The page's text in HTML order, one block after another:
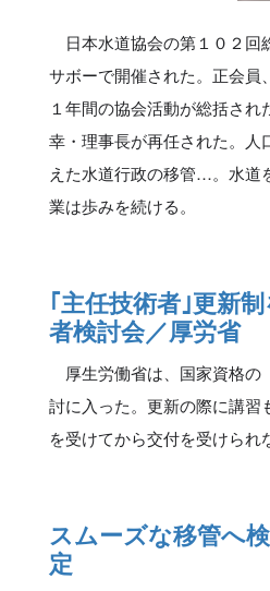
日本水道協会の第１０２回
サボーで開催された。正会
１年間の協会活動が総括さ
幸・理事長が再任された。
えた水道行政の移管…。水道
業は歩みを続ける。
｢主任技術者｣更新
者検討会／厚労省
厚生労働省は、国家資格の
討に入った。更新の際に講
を受けてから交付を受けら
スムーズな移管へ
定